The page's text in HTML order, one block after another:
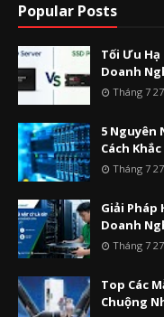
Popular Posts
Tối Ưu Hạ
Doanh
Tháng 7
5 Nguyên
Cách
Tháng 7
Giải Pháp
Doanh
Tháng 7
Top Các
Chuộng